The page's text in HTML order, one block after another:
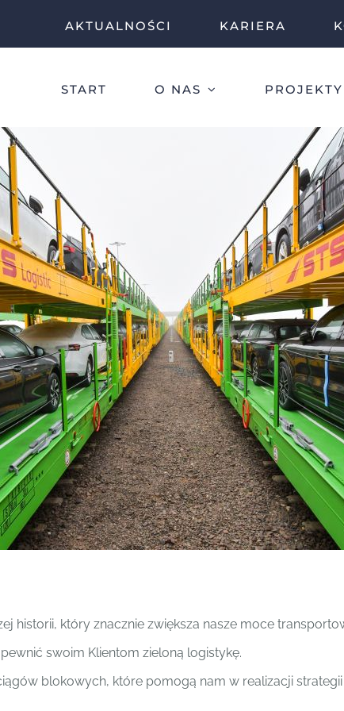
AKTUALNOŚCI KARIERA
START O NAS
historii, który znacznie zwiększa nasze moce
swoim Klientom zieloną logistykę.
blokowych, które pomogą nam w realizacji